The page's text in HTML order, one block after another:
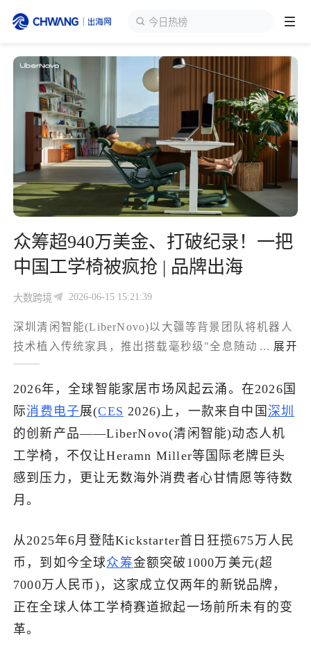
今日热榜
跨境展会
出海服务
出海资讯
跨境报告
出海导航
出海交流群
了解出海网
登录/注册 个人中心
众筹超940万美金、打破纪录！一把
中国工学椅被疯抢 | 品牌出海
大数跨境 2026-06-15 15:21:39
深圳清闲智能(LiberNovo)以大疆等背景团队将机器人
技术植入传统家具，推出搭载毫秒级"全息随动系
统"与柔性外骨骼椅背的动态人机工学椅Omni，
Kickstarter众筹超940万美元、日本Makuake破4.6亿日
元创品类纪录；避开通亚马逊低价内卷，借CES参展
造势、众筹验需后布局独立站与亚马逊长尾销售，主
攻500—1500美元中高端市场打破Herman Miller垄
断，是从代工向技术品牌出海的质变样本。
... 展开
2026年，全球智能家居市场风起云涌。在2026国
际消费电子展(CES 2026)上，一款来自中国 深圳
的创新产品——LiberNovo(清闲智能)动态人机
工学椅，不仅让Heramn Miller等国际老牌巨头
感到压力，更让无数海外消费者心甘情愿等待数
月。
从2025年6月登陆Kickstarter首日狂揽675万人民
币，到如今全球众筹金额突破1000万美元(超
7000万人民币)，这家成立仅两年的新锐品牌，
正在全球人体工学椅赛道掀起一场前所未有的变
革。